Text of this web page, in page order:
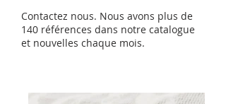
Contactez nous. Nous avons plus de
140 références dans notre catalogue
et nouvelles chaque mois.